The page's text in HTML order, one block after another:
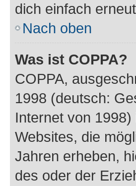
dich einfach
Nach oben
Was ist COPPA?
COPPA,
1998 (deutsch:
Internet von
Websites, die
Jahren erheben,
des oder der